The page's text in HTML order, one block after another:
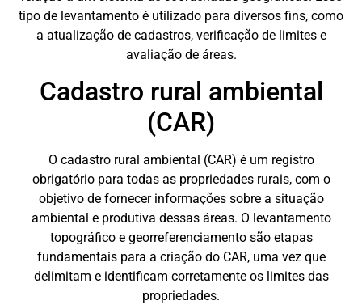
tipo de levantamento é utilizado para diversos fins, como
a atualização de cadastros, verificação de limites e
avaliação de áreas.
Cadastro rural ambiental
(CAR)
O cadastro rural ambiental (CAR) é um registro
obrigatório para todas as propriedades rurais, com o
objetivo de fornecer informações sobre a situação
ambiental e produtiva dessas áreas. O levantamento
topográfico e georreferenciamento são etapas
fundamentais para a criação do CAR, uma vez que
delimitam e identificam corretamente os limites das
propriedades.